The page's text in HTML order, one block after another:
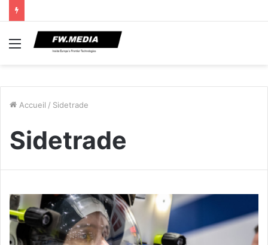
Menu
Accueil / Sidetrade
Sidetrade